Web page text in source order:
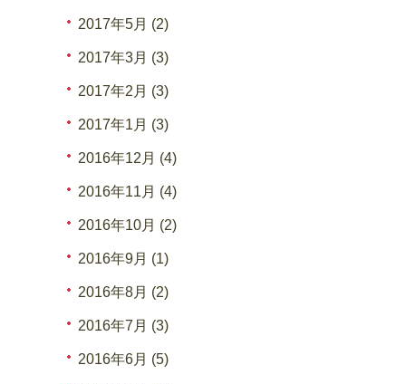
2017年5月 (2)
2017年3月 (3)
2017年2月 (3)
2017年1月 (3)
2016年12月 (4)
2016年11月 (4)
2016年10月 (2)
2016年9月 (1)
2016年8月 (2)
2016年7月 (3)
2016年6月 (5)